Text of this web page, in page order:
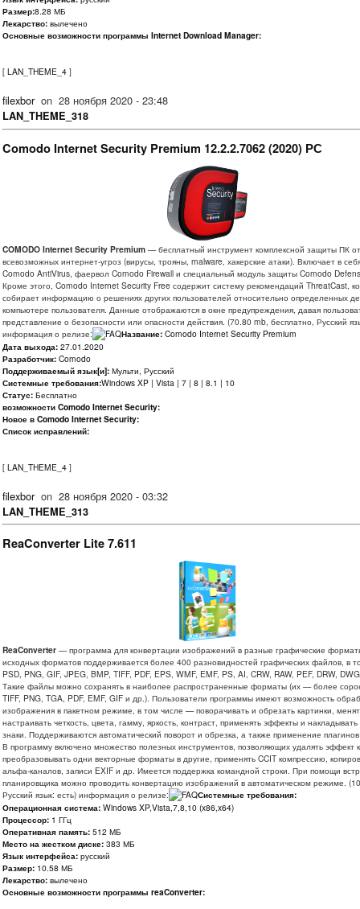
Размер:8.28 МБ
Лекарство: вылечено
Основные возможности программы Internet Download Manager:
[ LAN_THEME_4 ]
filexboron 28 ноября 2020 - 23:48
LAN_THEME_318
Comodo Internet Security Premium 12.2.2.7062 (2020) РС
COMODO Internet Security Premium — бесплатный инструмент комплексной защиты ПК от
всевозможных интернет-угроз (вирусы, трояны, malware, хакерские атаки). Включает в
Comodo AntiVirus, фаервол Comodo Firewall и специальный модуль защиты Comodo
Кроме этого, Comodo Internet Security Free содержит систему рекомендаций ThreatCast,
собирает информацию о решениях других пользователей относительно определенных
компьютере пользователя. Данные отображаются в окне предупреждения, давая
представление о безопасности или опасности действия. (70.80 mb, бесплатно, Русский
информация о релизе:
Название: Comodo Internet Security Premium
Дата выхода: 27.01.2020
Разработчик: Comodo
Поддерживаемый язык[и]: Мульти, Русский
Системные требования:Windows XP | Vista | 7 | 8 | 8.1 | 10
Статус: Бесплатно
возможности Comodo Internet Security:
Новое в Comodo Internet Security:
Список исправлений:
[ LAN_THEME_4 ]
filexboron 28 ноября 2020 - 03:32
LAN_THEME_313
ReaConverter Lite 7.611
ReaConverter — программа для конвертации изображений в разные графические
исходных форматов поддерживается более 400 разновидностей графических файлов, в
PSD, PNG, GIF, JPEG, BMP, TIFF, PDF, EPS, WMF, EMF, PS, AI, CRW, RAW, PEF, DRW,
Такие файлы можно сохранять в наиболее распространенные форматы (их — более
TIFF, PNG, TGA, PDF, EMF, GIF и др.). Пользователи программы имеют возможность
изображения в пакетном режиме, в том числе — поворачивать и обрезать картинки,
настраивать четкость, цвета, гамму, яркость, контраст, применять эффекты и
знаки. Поддерживаются автоматический поворот и обрезка, а также применение
В программу включено множество полезных инструментов, позволяющих удалять эффект
преобразовывать одни векторные форматы в другие, применять CCIT компрессию,
альфа-каналов, записи EXIF и др. Имеется поддержка командной строки. При помощи
планировщика можно проводить конвертацию изображений в автоматическом режиме.
Русский язык: есть) информация о релизе:
Системные требования:
Операционная система: Windows XP,Vista,7,8,10 (x86,x64)
Процессор: 1 ГГц
Оперативная память: 512 МБ
Место на жестком диске: 383 МБ
Язык интерфейса: русский
Размер: 10.58 МБ
Лекарство: вылечено
Основные возможности программы reaConverter: